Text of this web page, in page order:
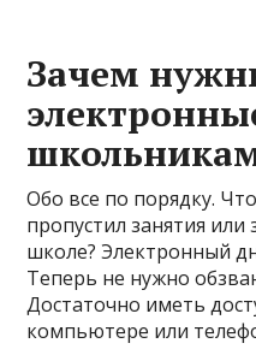
Зачем
Обо все по порядку.
пропустил занятия или
школе? Электронный
Теперь не нужно
Достаточно иметь
компьютере или